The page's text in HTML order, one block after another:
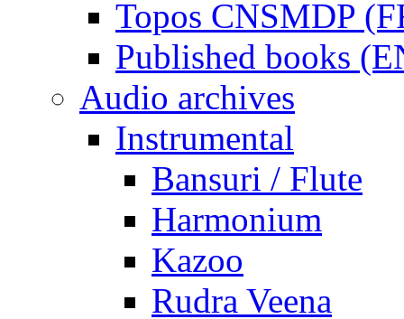
Topos CNSMDP
Published books
Audio archives
Instrumental
Bansuri / Flute
Harmonium
Kazoo
Rudra Veena